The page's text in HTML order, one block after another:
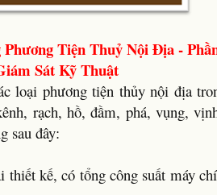
Tiện Thuỷ Nội Địa -
Sát Kỹ Thuật
loại phương tiện thủy nội địa
rạch, hồ, đầm, phá, vụng,
sau đây:
thiết kế, có tổng công suất máy